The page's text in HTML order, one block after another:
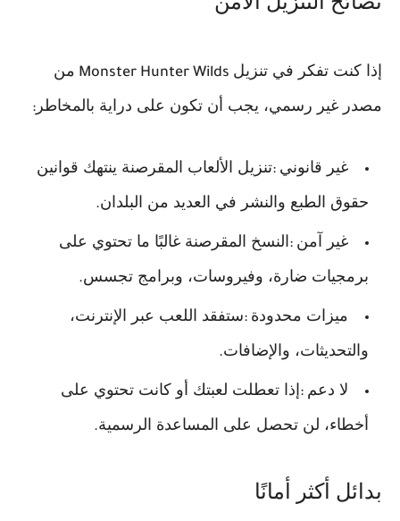
إذا كنت تفكر في تنزيل Monster Hunter Wilds من
مصدر غير رسمي، يجب أن تكون على دراية بالمخاطر :
غير قانوني :تنزيل الألعاب المقرصنة ينتهك قوانين
حقوق الطبع والنشر في العديد من البلدان.
غير آمن :النسخ المقرصنة غالبًا ما تحتوي على
برمجيات ضارة، وفيروسات، وبرامج تجسس.
ميزات محدودة :ستفقد اللعب عبر الإنترنت،
والتحديثات، والإضافات.
لا دعم :إذا تعطلت لعبتك أو كانت تحتوي على
أخطاء، لن تحصل على المساعدة الرسمية.
بدائل أكثر أمانًا